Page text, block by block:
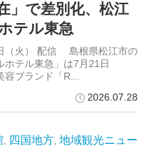
」で差別化、松江
テル東急
（火） 配信 島根県松江市の
ホテル東急」は7月21日
容ブランド「R...
2026.07.28
, 四国地方, 地域観光ニュー